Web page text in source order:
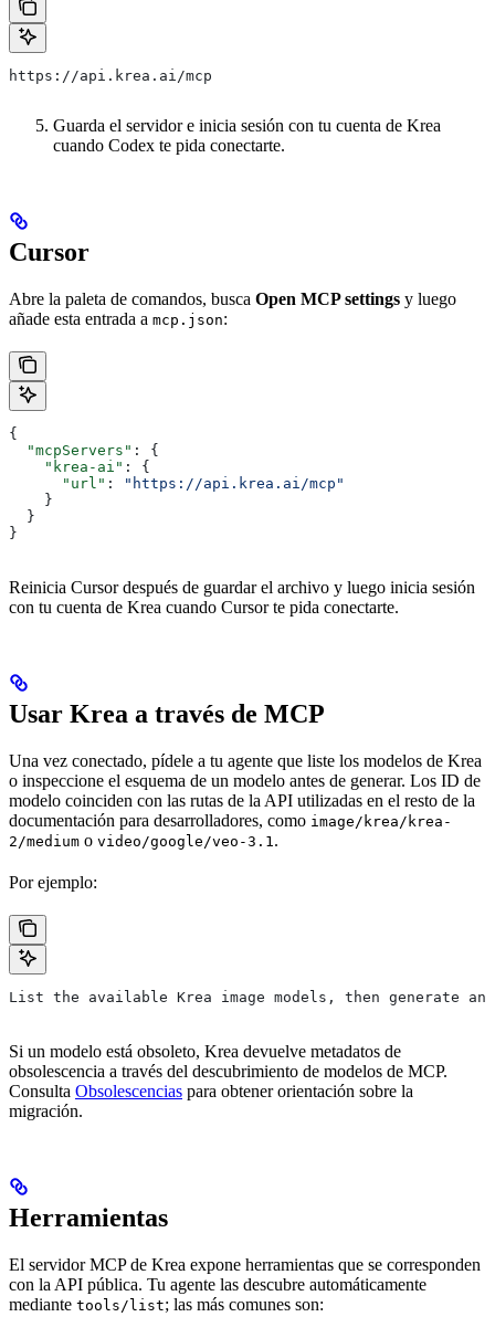
https://api.krea.ai/mcp
Guarda el servidor e inicia sesión con tu cuenta de Krea
cuando Codex te pida conectarte.
Cursor
Abre la paleta de comandos, busca Open MCP settings y luego
añade esta entrada a mcp.json:
{
  "mcpServers"
: {
    "krea-ai"
: {
      "url"
:
"https://api.krea.ai/mcp"
    }
  }
}
Reinicia Cursor después de guardar el archivo y luego inicia sesión
con tu cuenta de Krea cuando Cursor te pida conectarte.
Usar Krea a través de MCP
Una vez conectado, pídele a tu agente que liste los modelos de Krea
o inspeccione el esquema de un modelo antes de generar. Los ID de
modelo coinciden con las rutas de la API utilizadas en el resto de la
documentación para desarrolladores, como image/krea/krea-
2/medium o video/google/veo-3.1 .
Por ejemplo:
List the available Krea image models, then generate
Si un modelo está obsoleto, Krea devuelve metadatos de
obsolescencia a través del descubrimiento de modelos de MCP.
Consulta Obsolescencias para obtener orientación sobre la
migración.
Herramientas
El servidor MCP de Krea expone herramientas que se corresponden
con la API pública. Tu agente las descubre automáticamente
mediante tools/list; las más comunes son: